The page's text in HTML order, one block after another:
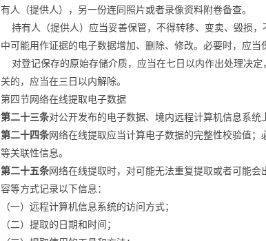
有人（提供人），另一份连同照片或者录像资料附卷备查。
持有人（提供人）应当妥善保管，不得转移、变卖、毁损
中可能用作证据的电子数据增加、删除、修改。必要时，应当
对登记保存的原始存储介质，应当在七日以内作出处理决
关的，应当在三日以内解除。
第四节网络在线提取电子数据
第二十三条对公开发布的电子数据、境内远程计算机信息系统
第二十四条网络在线提取应当计算电子数据的完整性校验值
等关联性信息。
第二十五条网络在线提取时，对可能无法重复提取或者可能
容等方式记录以下信息：
（一）远程计算机信息系统的访问方式；
（二）提取的日期和时间；